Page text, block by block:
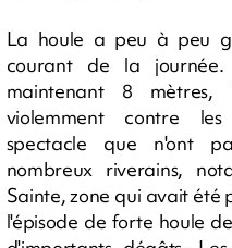
La houle a peu à peu
courant de la
maintenant 8 mètres,
violemment contre
spectacle que n'ont
nombreux riverains,
Sainte, zone qui avait
l'épisode de forte houle